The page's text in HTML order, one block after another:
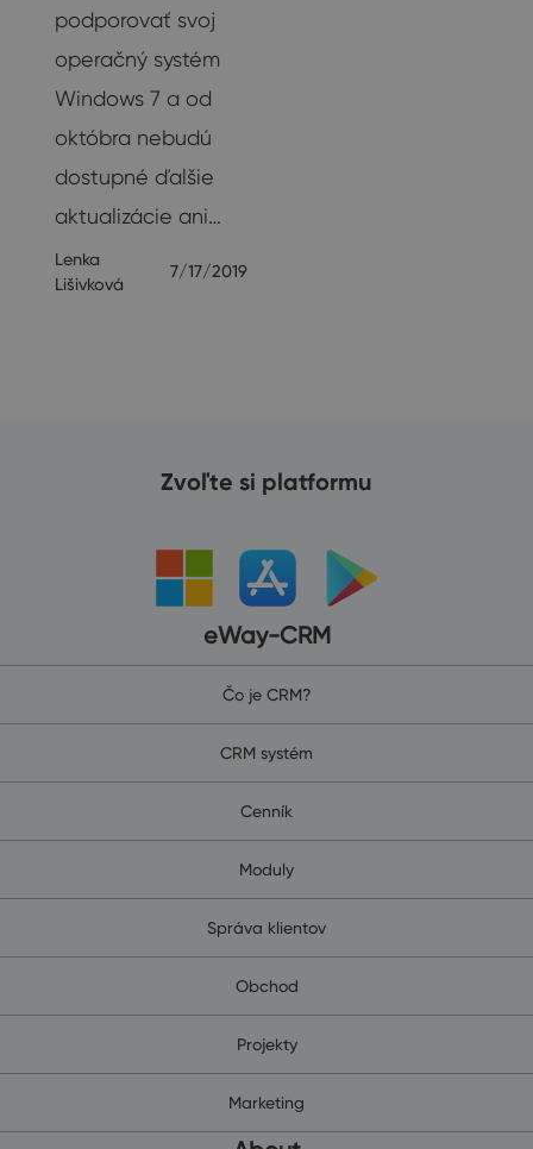
podporovať svoj
operačný systém
Windows 7 a od
októbra nebudú
dostupné ďalšie
aktualizácie ani…
Lenka
Lišivková
7/17/2019
Zvoľte si platformu
eWay-CRM
Čo je CRM?
CRM systém
Cenník
Moduly
Správa klientov
Obchod
Projekty
Marketing